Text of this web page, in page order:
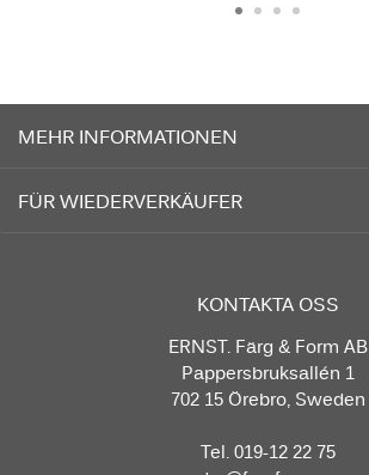
MEHR INFORMATIONEN
FÜR WIEDERVERKÄUFER
KONTAKTA OSS
ERNST. Färg & Form AB
Pappersbruksallén 1
702 15 Örebro, Sweden
Tel. 019-12 22 75